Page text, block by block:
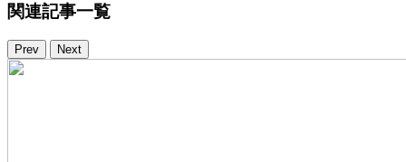
関連記事一覧
Prev Next